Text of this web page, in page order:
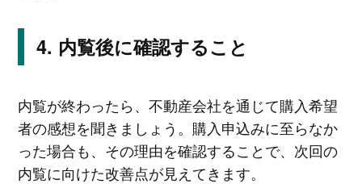
内覧後に確認すること
内覧が終わったら、不動産会社を通じて購入希望
者の感想を聞きましょう。購入申込みに至らなか
った場合も、その理由を確認することで、次回の
内覧に向けた改善点が見えてきます。